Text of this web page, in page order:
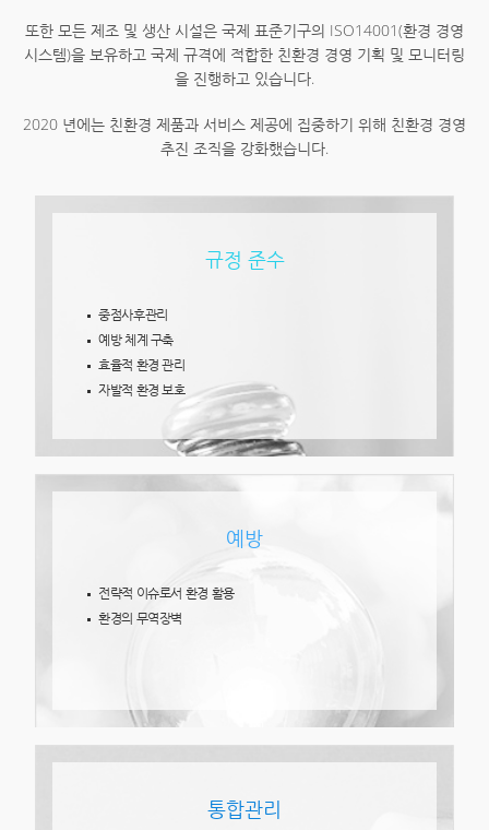
또한 모든 제조 및 생산 시설은 국제 표준기구의 ISO14001(환경 경영
시스템)을 보유하고 국제 규격에 적합한 친환경 경영 기획 및 모니터링
을 진행하고 있습니다.
2020 년에는 친환경 제품과 서비스 제공에 집중하기 위해 친환경 경영
추진 조직을 강화했습니다.
규정 준수
중점사후관리
예방 체계 구축
효율적 환경 관리
자발적 환경 보호
예방
전략적 이슈로서 환경 활용
환경의 무역장벽
통합관리